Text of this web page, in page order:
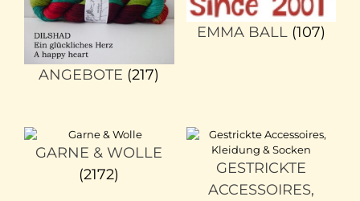
ANGEBOTE (217)
EMMA BALL (107)
GARNE & WOLLE
(2172)
GESTRICKTE
ACCESSOIRES,